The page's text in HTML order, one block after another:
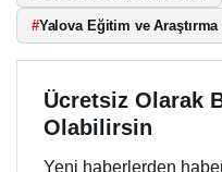
#Yalova Eğitim ve Araştırma
Ücretsiz Olarak
Olabilirsin
Yeni haberlerden